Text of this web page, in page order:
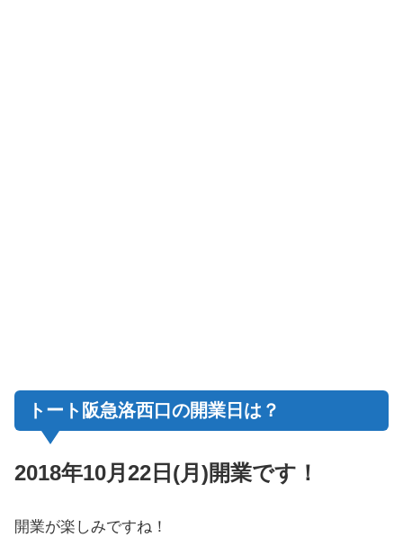
トート阪急洛西口の開業日は？
2018年10月22日(月)開業です！
開業が楽しみですね！